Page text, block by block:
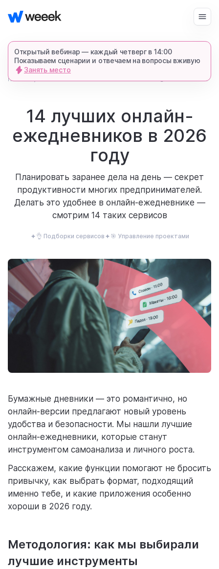
Открытый вебинар — каждый четверг в 14:00
Показываем сценарии и отвечаем на вопросы вживую
Занять место
продукт
для кого
ресурсы
блог
полезности и рассказы о приятном
тарифные планы для любых команд
помощь
помогаем научиться работать в Weeek
запросить демонстрацию
Войти Начать бесплатно
главная блог 172007 16 мин. 4
14 лучших онлайн-
ежедневников в 2026
году
Планировать заранее дела на день — секрет
продуктивности многих предпринимателей.
Делать это удобнее в онлайн-ежедневнике —
смотрим 14 таких сервисов
👌 Подборки сервисов 🎯 Управление проектами
Бумажные дневники — это романтично, но
онлайн-версии предлагают новый уровень
удобства и безопасности. Мы нашли лучшие
онлайн-ежедневники, которые станут
инструментом самоанализа и личного роста.
Расскажем, какие функции помогают не бросить
привычку, как выбрать формат, подходящий
именно тебе, и какие приложения особенно
хороши в 2026 году.
Методология: как мы выбирали
лучшие инструменты